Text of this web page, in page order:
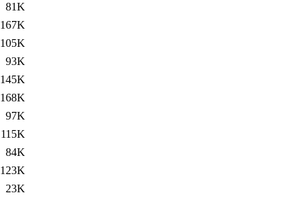
81K
167K
105K
93K
145K
168K
97K
115K
84K
123K
23K